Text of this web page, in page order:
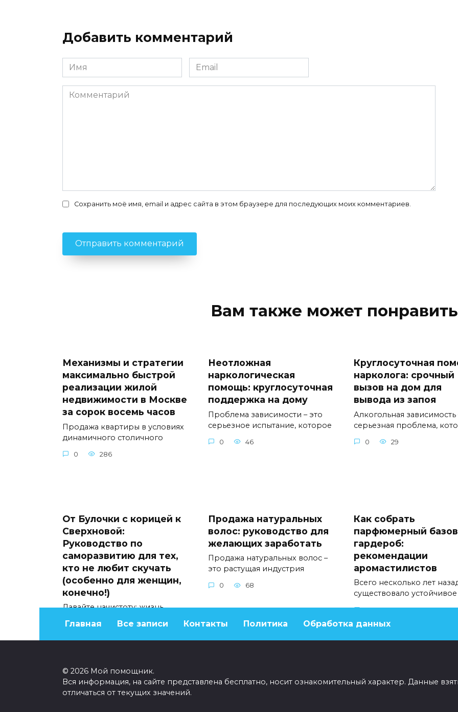
Добавить комментарий
Имя
*
Email
*
Комментарий
Сохранить моё имя, email и адрес сайта в этом браузере для последующих моих комментариев.
Вам также может
Механизмы и стратегии
максимально быстрой
реализации жилой
недвижимости в Москве
за сорок восемь часов
Продажа квартиры в условиях
динамичного столичного
0 286
Неотложная
наркологическая
помощь: круглосуточная
поддержка на дому
Проблема зависимости – это
серьезное испытание, которое
0 46
Круглосуточная
нарколога: срочный
вызов на дом для
вывода из запоя
Алкогольная зависимость
серьезная проблема,
0 29
От Булочки с корицей к
Сверхновой:
Руководство по
саморазвитию для тех,
кто не любит скучать
(особенно для женщин,
конечно!)
Давайте начистоту: жизнь
Продажа натуральных
волос: руководство для
желающих заработать
Продажа натуральных волос –
это растущая индустрия
0 68
Как собрать
парфюмерный
гардероб:
рекомендации
аромастилистов
Всего несколько лет
существовало устойчивое
0 47
Главная Все записи Контакты Политика Обработка данных
© 2026 Мой помощник.
Вся информация, на сайте представлена бесплатно, носит ознакомительный характер. Данные
отличаться от текущих значений.